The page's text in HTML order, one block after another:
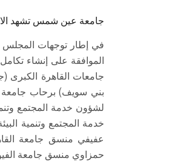
جامعة عين شمس تشهد
في إطار توجهات المجلس
الموافقة على إنشاء
جامعات القاهرة الكبرى
بني سويف) برحاب
لشؤون خدمة المجتمع
خدمة المجتمع وتنمية
عفيفي منسق جامعة
حمزاوي منسق جامعة